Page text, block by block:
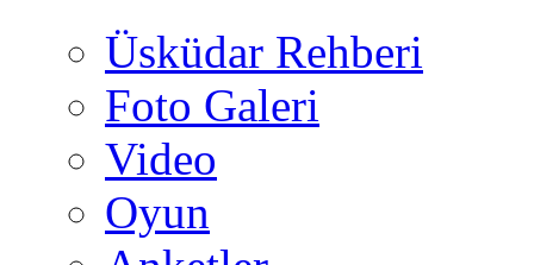
Üsküdar Rehberi
Foto Galeri
Video
Oyun